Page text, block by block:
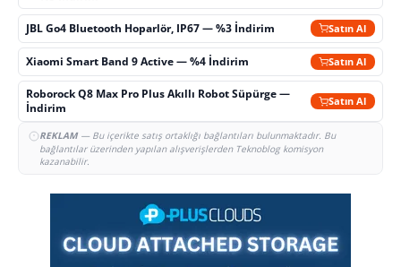
JBL Go4 Bluetooth Hoparlör, IP67 — %3 İndirim Satın Al
Xiaomi Smart Band 9 Active — %4 İndirim Satın Al
Roborock Q8 Max Pro Plus Akıllı Robot Süpürge —
İndirim
Satın Al
REKLAM— Bu içerikte satış ortaklığı bağlantıları bulunmaktadır. Bu
bağlantılar üzerinden yapılan alışverişlerden Teknoblog komisyon
kazanabilir.